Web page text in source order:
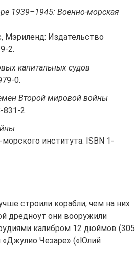
1939–1945: Военно-морская
Мэриленд: Издательство
2.
капитальных судов
0.
Второй мировой войны
831-2.
института. ISBN 1-
строили корабли, чем на них
дредноут они вооружили
калибром 12 дюймов (305
«Джулио Чезаре» («Юлий